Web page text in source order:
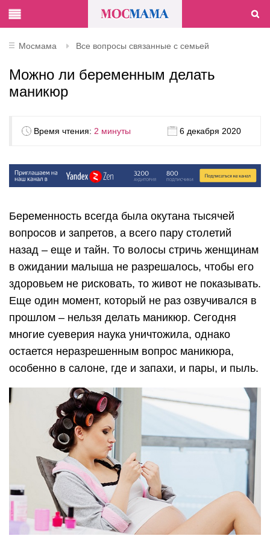
Мосмама Все вопросы связанные с семьей
Можно ли беременным делать
маникюр
Время чтения: 2 минуты 6 декабря 2020
Беременность всегда была окутана тысячей
вопросов и запретов, а всего пару столетий
назад – еще и тайн. То волосы стричь женщинам
в ожидании малыша не разрешалось, чтобы его
здоровьем не рисковать, то живот не показывать.
Еще один момент, который не раз озвучивался в
прошлом – нельзя делать маникюр. Сегодня
многие суеверия наука уничтожила, однако
остается неразрешенным вопрос маникюра,
особенно в салоне, где и запахи, и пары, и пыль.